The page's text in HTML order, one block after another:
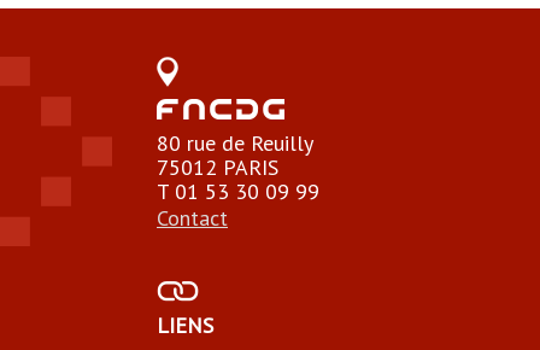
80 rue de Reuilly
75012 PARIS
T 01 53 30 09 99
Contact
LIENS